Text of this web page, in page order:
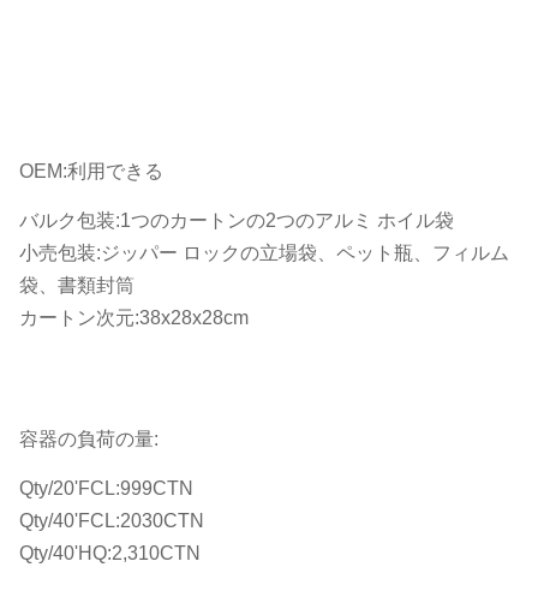
OEM:利用できる
バルク包装:1つのカートンの2つのアルミ ホイル袋
小売包装:ジッパー ロックの立場袋、ペット瓶、フィルム
袋、書類封筒
カートン次元:38x28x28cm
容器の負荷の量:
Qty/20'FCL:999CTN
Qty/40'FCL:2030CTN
Qty/40'HQ:2,310CTN